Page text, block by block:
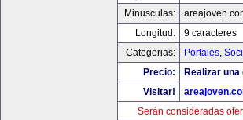
Minusculas:
Longitud:
9 caracteres
Categorias:
Portales,
Precio:
Realizar
Visitar!
Serán consideradas